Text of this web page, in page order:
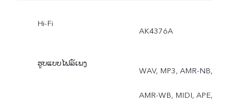
Hi-Fi
AK4376A
ຮູບແບບໄຟລ໌ເພງ
WAV, MP3, AMR-NB,
AMR-WB, MIDI, APE,